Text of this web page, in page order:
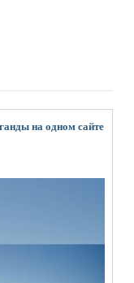
на одном сайте